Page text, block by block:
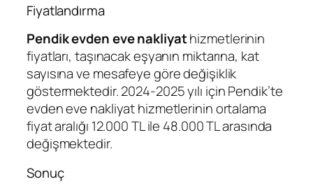
Fiyatlandırma
Pendik evden eve nakliyathizmetlerinin
fiyatları, taşınacak eşyanın miktarına, kat
sayısına ve mesafeye göre değişiklik
göstermektedir.2024-2025 yılı için Pendik’te
evden eve nakliyat hizmetlerinin ortalama
fiyat aralığı 12.000 TL ile 48.000 TL arasında
değişmektedir.
Sonuç